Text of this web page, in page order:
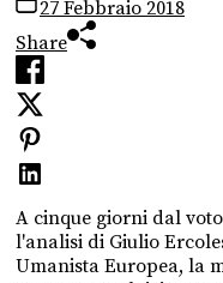
27 Febbraio 2018
Share
A cinque giorni dal
l'analisi di Giulio
Umanista Europea, la